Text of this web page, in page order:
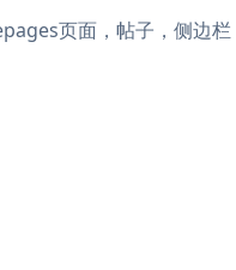
页面，帖子，侧边栏